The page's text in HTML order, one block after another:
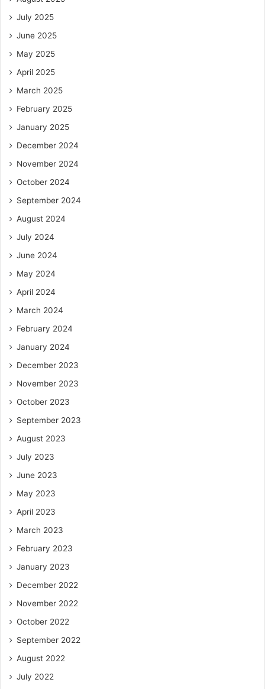
July 2025
June 2025
May 2025
April 2025
March 2025
February 2025
January 2025
December 2024
November 2024
October 2024
September 2024
August 2024
July 2024
June 2024
May 2024
April 2024
March 2024
February 2024
January 2024
December 2023
November 2023
October 2023
September 2023
August 2023
July 2023
June 2023
May 2023
April 2023
March 2023
February 2023
January 2023
December 2022
November 2022
October 2022
September 2022
August 2022
July 2022